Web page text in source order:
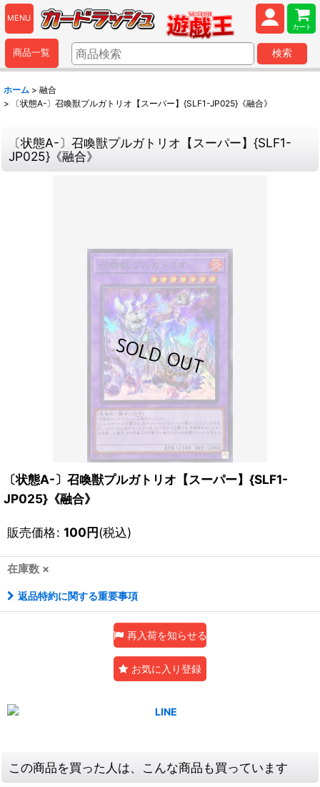
MENU
カート
商品一覧 検索
ホーム > 融合
>
〔状態A-〕召喚獣プルガトリオ【スーパー】{SLF1-JP025}《融合》
〔状態A-〕召喚獣プルガトリオ【スーパー】{SLF1-
JP025}《融合》
〔状態A-〕召喚獣プルガトリオ【スーパー】{SLF1-
JP025}《融合》
販売価格: 100円(税込)
在庫数 ×
返品特約に関する重要事項
再入荷を知らせる
お気に入り登録
この商品を買った人は、こんな商品も買っています